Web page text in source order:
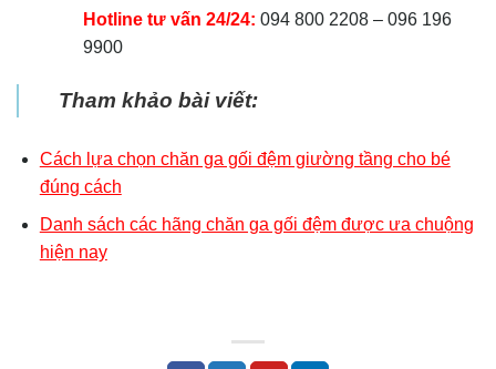
Hotline tư vấn 24/24: 094 800 2208 – 096 196
9900
Tham khảo bài viết:
Cách lựa chọn chăn ga gối đệm giường tầng cho bé
đúng cách
Danh sách các hãng chăn ga gối đệm được ưa chuộng
hiện nay